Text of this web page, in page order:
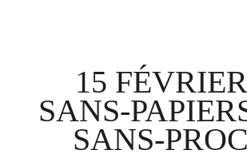
15
SANS-
SANS-